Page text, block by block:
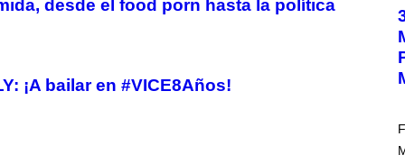
desde el food porn hasta la política
¡A bailar en #VICE8Años!
T
O
B
Y
M
A
B
O